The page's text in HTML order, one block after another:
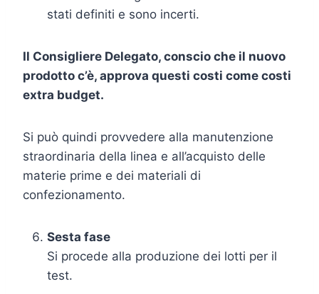
stati definiti e sono incerti.
Il Consigliere Delegato, conscio che il nuovo
prodotto c’è, approva questi costi come costi
extra budget.
Si può quindi provvedere alla manutenzione
straordinaria della linea e all’acquisto delle
materie prime e dei materiali di
confezionamento.
Sesta fase
Si procede alla produzione dei lotti per il
test.